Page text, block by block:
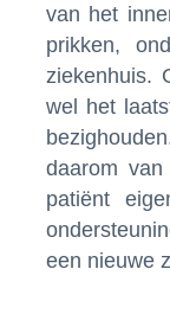
van het
prikken,
ziekenhuis.
wel het
daarom
patiënt
een nieuwe